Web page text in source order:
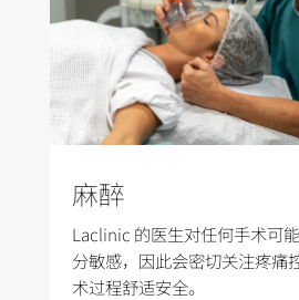
麻醉
Laclinic 的医生对任何手术可
分敏感，因此会密切关注疼痛
术过程舒适安全。